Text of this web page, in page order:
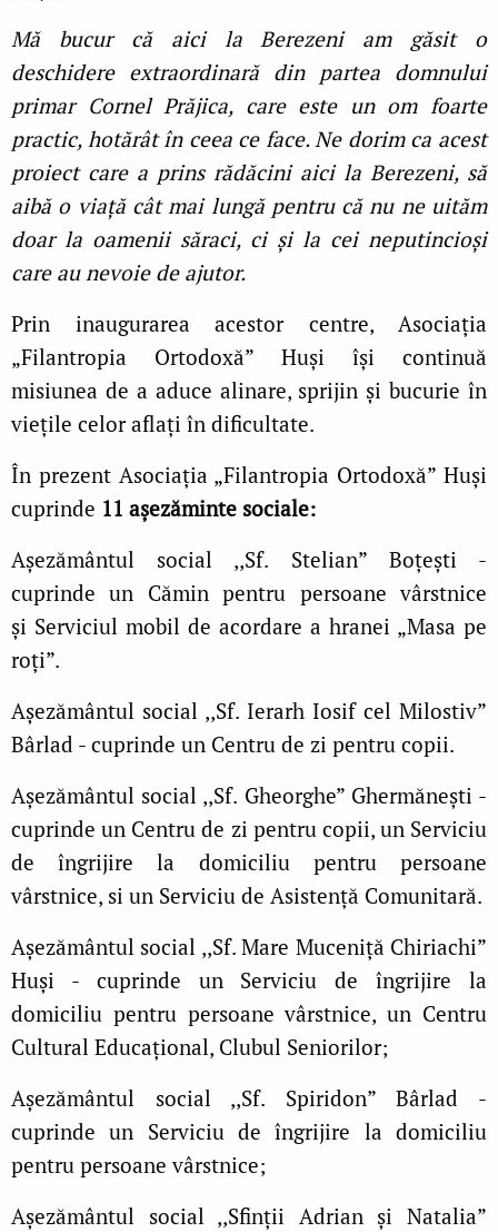
Mă bucur că aici la Berezeni am găsit o
deschidere extraordinară din partea domnului
primar Cornel Prăjica, care este un om foarte
practic, hotărât în ceea ce face. Ne dorim ca acest
proiect care a prins rădăcini aici la Berezeni, să
aibă o viață cât mai lungă pentru că nu ne uităm
doar la oamenii săraci, ci și la cei neputincioși
care au nevoie de ajutor.
Prin inaugurarea acestor centre, Asociația
„Filantropia Ortodoxă” Huși își continuă
misiunea de a aduce alinare, sprijin și bucurie în
viețile celor aflați în dificultate.
În prezent Asociația „Filantropia Ortodoxă” Huși
cuprinde 11 așezăminte sociale:
Așezământul social ,,Sf. Stelian” Boțești -
cuprinde un Cămin pentru persoane vârstnice
și Serviciul mobil de acordare a hranei „Masa pe
roți”.
Așezământul social ,,Sf. Ierarh Iosif cel Milostiv”
Bârlad - cuprinde un Centru de zi pentru copii.
Așezământul social ,,Sf. Gheorghe” Ghermănești -
cuprinde un Centru de zi pentru copii, un Serviciu
de îngrijire la domiciliu pentru persoane
vârstnice, si un Serviciu de Asistență Comunitară.
Așezământul social ,,Sf. Mare Muceniță Chiriachi”
Huși - cuprinde un Serviciu de îngrijire la
domiciliu pentru persoane vârstnice, un Centru
Cultural Educațional, Clubul Seniorilor;
Așezământul social ,,Sf. Spiridon” Bârlad -
cuprinde un Serviciu de îngrijire la domiciliu
pentru persoane vârstnice;
Așezământul social ,,Sfinții Adrian și Natalia”